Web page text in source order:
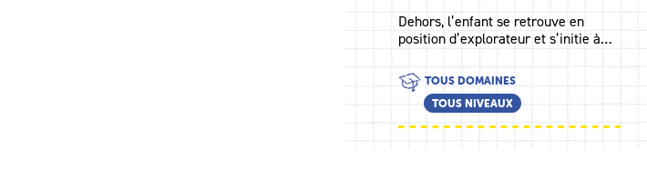
Dehors, l’enfant se retrouve en
position d’explorateur et s’initie à…
TOUS DOMAINES
TOUS NIVEAUX